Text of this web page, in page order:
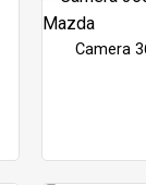
Camera